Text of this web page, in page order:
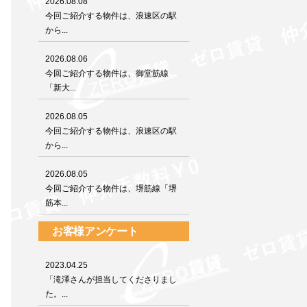
今回ご紹介する物件は、浪速区の駅
から...
2026.08.06
今回ご紹介する物件は、御堂筋線
「新大...
2026.08.05
今回ご紹介する物件は、浪速区の駅
から...
2026.08.05
今回ご紹介する物件は、堺筋線「堺
筋本...
お客様アンケート
2023.04.25
「滝澤さんが担当してくださりまし
た。...